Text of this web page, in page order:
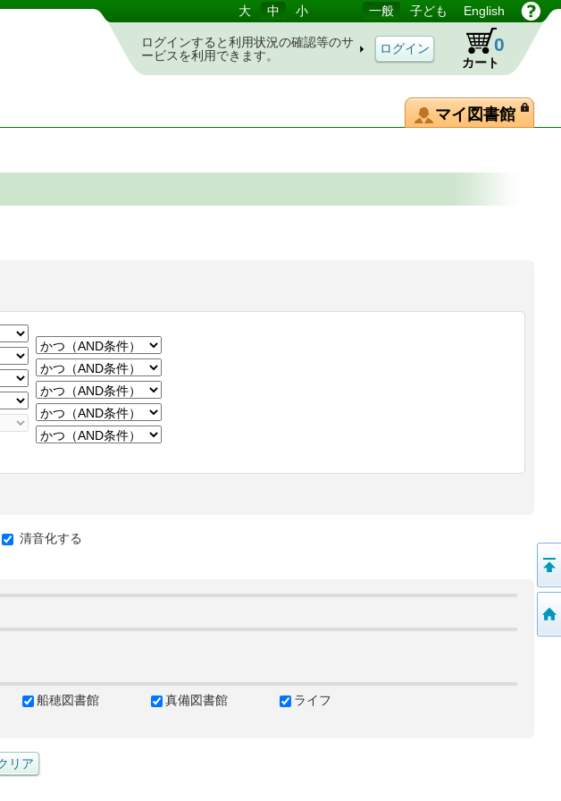
大 中 小 一般 子ども English
ログインすると利用状況の確認等のサ
ービスを利用できます。
カート
0
マイ図書館
清音化する
船穂図書館 真備図書館
ライフ